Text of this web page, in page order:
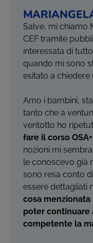
Salve, mi chiamo
CEF tramite
interessata di
quando mi sono
esitato a chiedere
Amo i bambini,
tanto che a
ventotto ho
fare il corso
nozioni mi
le conoscevo già
sono resa conto
essere dettagliati
cosa
poter continuare
competente la